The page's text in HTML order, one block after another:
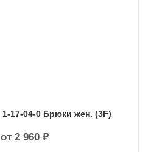
1-17-04-0 Брюки жен. (3F)
от 2 960 ₽